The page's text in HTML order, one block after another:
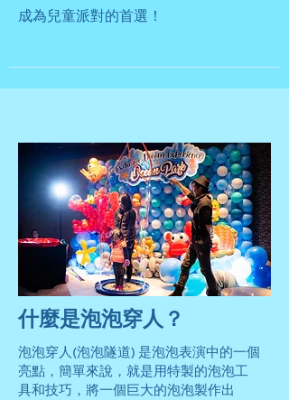
成為兒童派對的首選！
什麼是泡泡穿人？
泡泡穿人(泡泡隧道) 是泡泡表演中的一個
亮點，簡單來說，就是用特製的泡泡工
具和技巧，將一個巨大的泡泡製作出